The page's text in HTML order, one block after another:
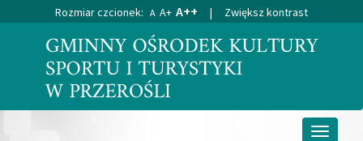
wyszukiwarki
Rozmiar czcionek: A A+ A++ | Zwiększ kontrast
Przełącz